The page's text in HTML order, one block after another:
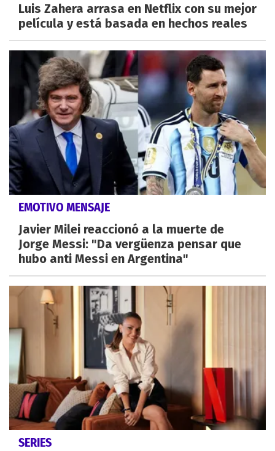
Luis Zahera arrasa en Netflix con su mejor
película y está basada en hechos reales
EMOTIVO MENSAJE
Javier Milei reaccionó a la muerte de
Jorge Messi: "Da vergüenza pensar que
hubo anti Messi en Argentina"
SERIES